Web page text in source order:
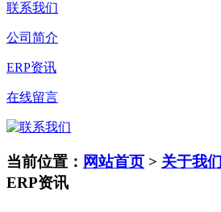
联系我们
公司简介
ERP资讯
在线留言
当前位置： 网站首页 > 关于我们
ERP资讯